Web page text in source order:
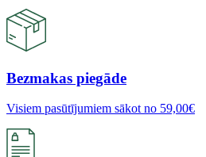
Bezmakas piegāde
Visiem pasūtījumiem sākot no 59,00€